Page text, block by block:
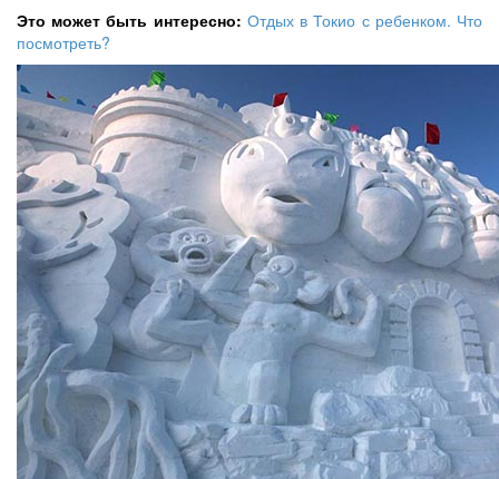
Это может быть интересно: Отдых в Токио с ребенком. Что
посмотреть?